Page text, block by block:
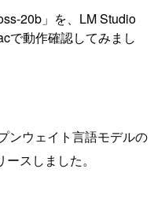
20b」を、LM Studio
で動作確認してみまし
ンウェイト言語モデルの
スしました。